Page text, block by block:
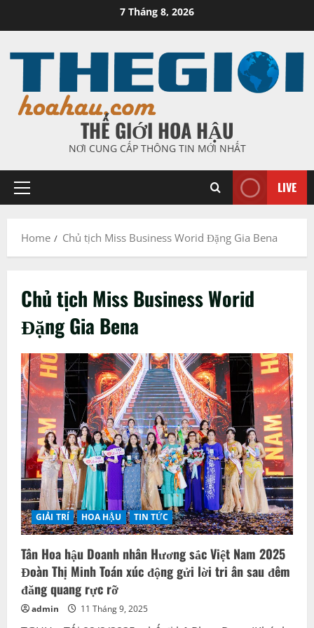
7 Tháng 8, 2026
THẾ GIỚI HOA HẬU
NƠI CUNG CẤP THÔNG TIN MỚI NHẤT
Primary
LIVE
Home Chủ tịch Miss Business Worid Đặng Gia Bena
Chủ tịch Miss Business Worid
Đặng Gia Bena
GIẢI TRÍ HOA HẬU TIN TỨC
Tân Hoa hậu Doanh nhân Hương sắc Việt Nam 2025
Đoàn Thị Minh Toán xúc động gửi lời tri ân sau đêm
đăng quang rực rỡ
admin 11 Tháng 9, 2025